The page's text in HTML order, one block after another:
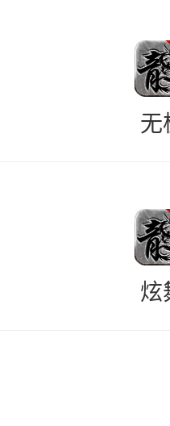
无
炫